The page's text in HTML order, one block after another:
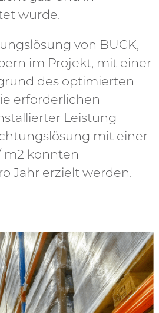
wurde.
von BUCK,
im Projekt, mit einer
des optimierten
erforderlichen
Leistung
mit einer
m2 konnten
Jahr erzielt werden.